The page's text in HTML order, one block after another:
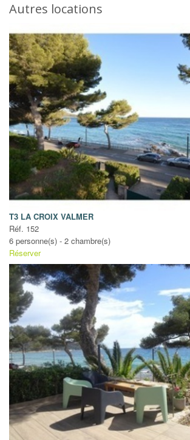
Autres locations
T3 LA CROIX VALMER
Réf. 152
6 personne(s) - 2 chambre(s)
Réserver